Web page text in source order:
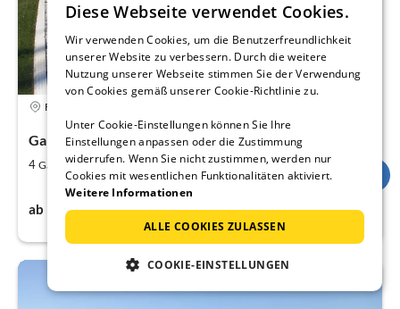
Ferienhaus
Gardasee/Peschiera del Garda
4 Gäste 70m2 2Schlafzimmer
ab 111€ pro Nacht
Diese Webseite verwendet Cookies.
Wir verwenden Cookies, um die Benutzerfreundlichkeit
unserer Website zu verbessern. Durch die weitere
Nutzung unserer Webseite stimmen Sie der Verwendung
von Cookies gemäß unserer Cookie-Richtlinie zu.
Unter Cookie-Einstellungen können Sie Ihre
Einstellungen anpassen oder die Zustimmung
widerrufen. Wenn Sie nicht zustimmen, werden nur
Cookies mit wesentlichen Funktionalitäten aktiviert.
Weitere Informationen
ALLE COOKIES ZULASSEN
COOKIE-EINSTELLUNGEN